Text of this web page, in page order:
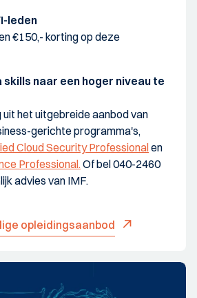
leden
€150,- korting op deze
skills naar een hoger niveau te
uit het uitgebreide aanbod van
gerichte programma's,
Cloud Security Professionalen
Professional.Of bel 040-2460
advies van IMF.
opleidingsaanbod